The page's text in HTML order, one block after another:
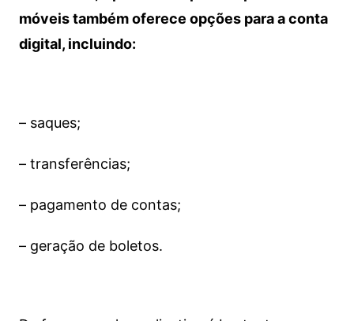
móveis também oferece opções para a conta
digital, incluindo:
– saques;
– transferências;
– pagamento de contas;
– geração de boletos.